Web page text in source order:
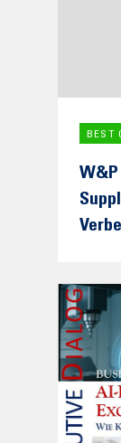
BEST
W&P